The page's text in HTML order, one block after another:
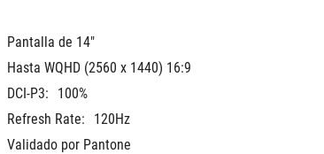
Pantalla de 14"
Hasta WQHD (2560 x 1440) 16:9
DCI-P3:
100%
Refresh Rate:
120Hz
Validado por Pantone